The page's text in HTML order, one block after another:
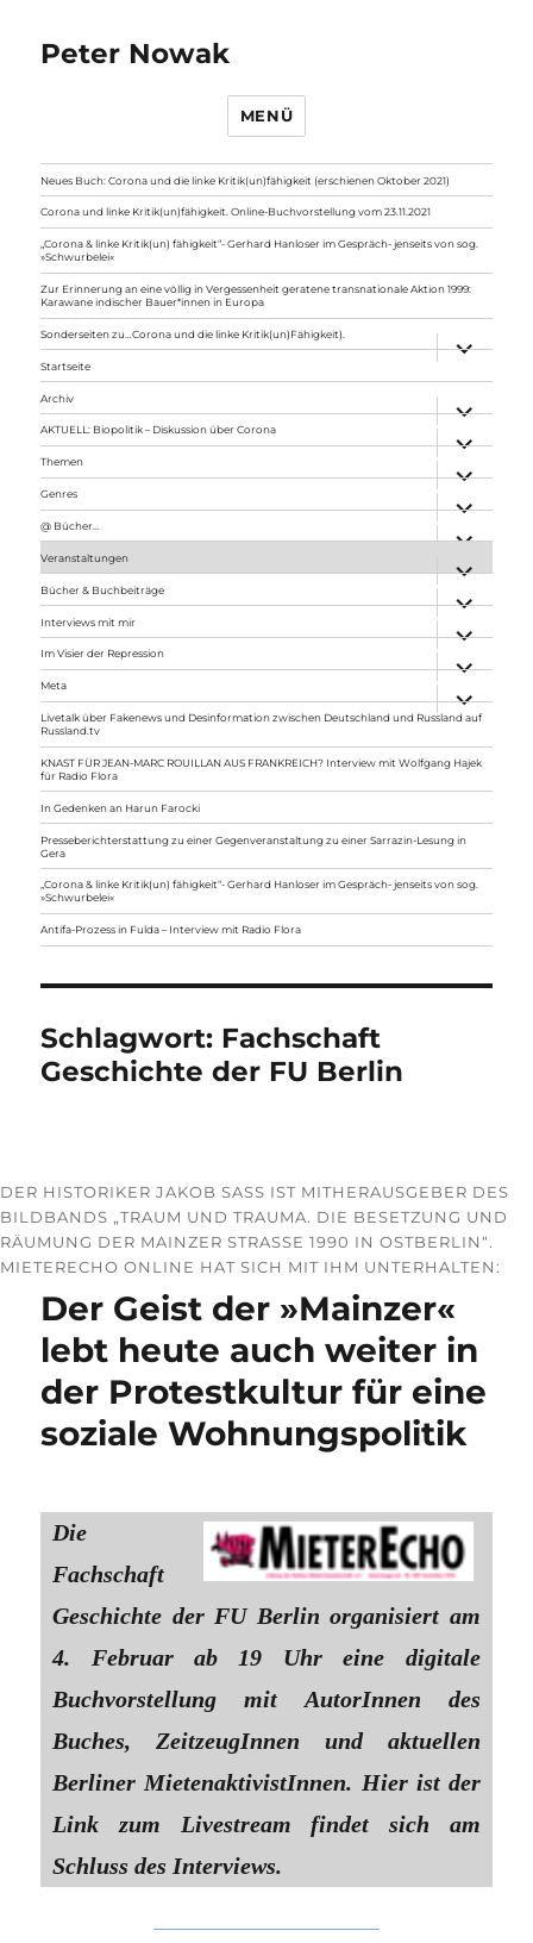
Peter Nowak
MENÜ
Neues Buch: Corona und die linke Kritik(un)fähigkeit (erschienen Oktober 2021)
Corona und linke Kritik(un)fähigkeit. Online-Buchvorstellung vom 23.11.2021
„Corona & linke Kritik(un) fähigkeit“- Gerhard Hanloser im Gespräch- jenseits von sog.
»Schwurbelei«
Zur Erinnerung an eine völlig in Vergessenheit geratene transnationale Aktion 1999:
Karawane indischer Bauer*innen in Europa
Sonderseiten zu…Corona und die linke Kritik(un)Fähigkeit).
anzeigen
Startseite
Archiv
anzeigen
AKTUELL: Biopolitik – Diskussion über Corona
anzeigen
Themen
anzeigen
Genres
anzeigen
@ Bücher…
Veranstaltungen
anzeigen
Bücher & Buchbeiträge
anzeigen
Interviews mit mir
anzeigen
Im Visier der Repression
anzeigen
Meta
anzeigen
Livetalk über Fakenews und Desinformation zwischen Deutschland und Russland auf
Russland.tv
KNAST FÜR JEAN-MARC ROUILLAN AUS FRANKREICH? Interview mit Wolfgang Hajek
für Radio Flora
In Gedenken an Harun Farocki
Presseberichterstattung zu einer Gegenveranstaltung zu einer Sarrazin-Lesung in
Gera
„Corona & linke Kritik(un) fähigkeit“- Gerhard Hanloser im Gespräch- jenseits von sog.
»Schwurbelei«
Antifa-Prozess in Fulda – Interview mit Radio Flora
Schlagwort: Fachschaft
Geschichte der FU Berlin
DER HISTORIKER JAKOB SASS IST MITHERAUSGEBER DES B
ILDBANDS „TRAUM UND TRAUMA. DIE BESETZUNG UND R
ÄUMUNG DER MAINZER STRASSE 1990 IN OSTBERLIN“. M
IETERECHO ONLINE HAT SICH MIT IHM UNTERHALTEN:
Der Geist der »Mainzer«
lebt heute auch weiter in
der Protestkultur für eine
soziale Wohnungspolitik
Die
Fachschaft
Geschichte der FU Berlin organisiert am
4. Februar ab 19 Uhr eine digitale
Buchvorstellung mit AutorInnen des
Buches, ZeitzeugInnen und aktuellen
Berliner MietenaktivistInnen. Hier ist der
Link zum Livestream findet sich am
Schluss des Interviews.